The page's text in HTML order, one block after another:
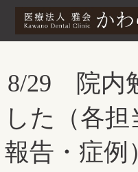
8/29 院内
した（各
報告・症例